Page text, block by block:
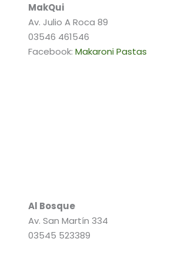
MakQui
Av. Julio A Roca 89
03546 461546
Facebook: Makaroni Pastas
Al Bosque
Av. San Martín 334
03545 523389